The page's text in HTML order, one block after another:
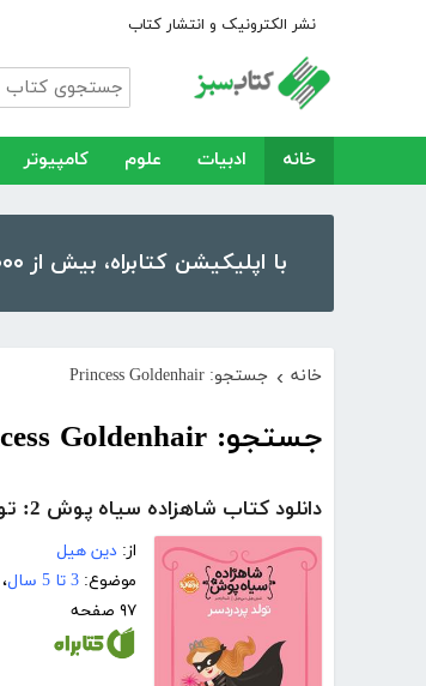
نشر الکترونیک و انتشار کتاب
خانه ادبیات علوم کامپیوتر
با اپلیکیشن کتابراه، بیش از ۵۰،۰۰۰ کتاب، کتاب صوتی و رمان را در موبایل و تبلت خود داشته باشید!
خانه › جستجو: Princess Goldenhair
جستجو: Princess Goldenhair
دانلود کتاب شاهزاده سیاه پوش 2: تولد پر دردسر
از: دین هیل
موضوع: 3 تا 5 سال ،
۹۷ صفحه